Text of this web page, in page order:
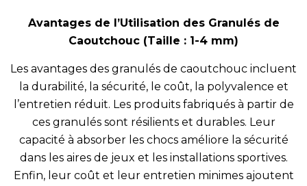
Avantages de l’Utilisation des Granulés de
Caoutchouc (Taille : 1-4 mm)
Les avantages des granulés de caoutchouc incluent
la durabilité, la sécurité, le coût, la polyvalence et
l’entretien réduit. Les produits fabriqués à partir de
ces granulés sont résilients et durables. Leur
capacité à absorber les chocs améliore la sécurité
dans les aires de jeux et les installations sportives.
Enfin, leur coût et leur entretien minimes ajoutent